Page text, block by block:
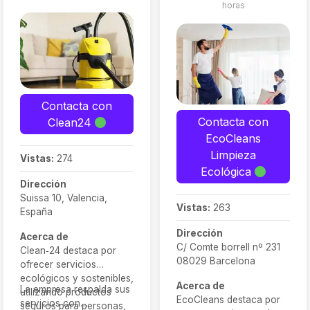
medio ambiente.
ofrecen la opción de
secado rápido con
equipos profesionales
para quienes necesitan
usar sus muebles el
mismo día.
Contacta con
Clean24
Vistas: 274
Dirección
Suissa 10, Valencia,
España
Acerca de
Clean‑24 destaca por
ofrecer servicios
ecológicos y sostenibles,
utilizando productos
seguros para personas,
La empresa respalda sus
servicios con
horas
Contacta con
EcoCleans
Limpieza
Ecológica
Vistas: 263
Dirección
C/ Comte borrell nº 231
08029 Barcelona
Acerca de
EcoCleans destaca por